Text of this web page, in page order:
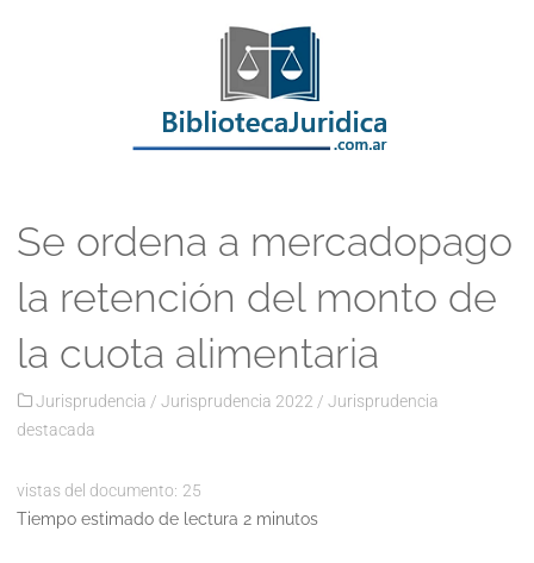
Se ordena a mercadopago
la retención del monto de
la cuota alimentaria
Jurisprudencia / Jurisprudencia 2022 / Jurisprudencia
destacada
vistas del documento: 25
Tiempo estimado de lectura 2 minutos